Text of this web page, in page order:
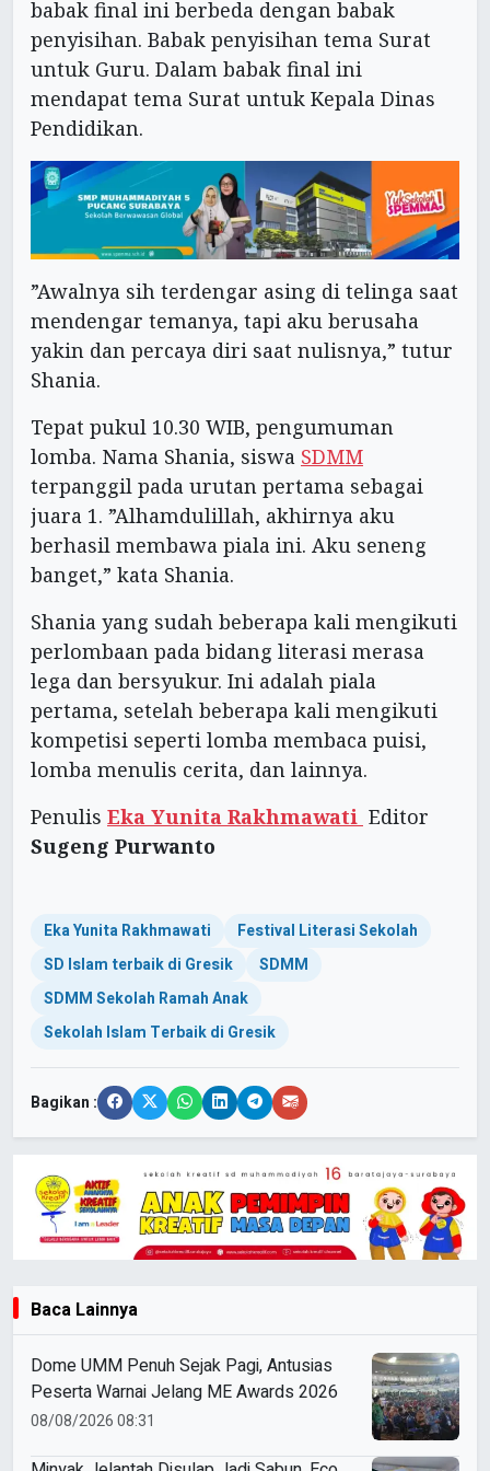
babak final ini berbeda dengan babak
penyisihan. Babak penyisihan tema Surat
untuk Guru. Dalam babak final ini
mendapat tema Surat untuk Kepala Dinas
Pendidikan.
”Awalnya sih terdengar asing di telinga saat
mendengar temanya, tapi aku berusaha
yakin dan percaya diri saat nulisnya,” tutur
Shania.
Tepat pukul 10.30 WIB, pengumuman
lomba. Nama Shania, siswa SDMM
terpanggil pada urutan pertama sebagai
juara 1. ”Alhamdulillah, akhirnya aku
berhasil membawa piala ini. Aku seneng
banget,” kata Shania.
Shania yang sudah beberapa kali mengikuti
perlombaan pada bidang literasi merasa
lega dan bersyukur. Ini adalah piala
pertama, setelah beberapa kali mengikuti
kompetisi seperti lomba membaca puisi,
lomba menulis cerita, dan lainnya.
Penulis Eka Yunita Rakhmawati Editor
Sugeng Purwanto
Eka Yunita Rakhmawati
Festival Literasi Sekolah
SD Islam terbaik di Gresik
SDMM
SDMM Sekolah Ramah Anak
Sekolah Islam Terbaik di Gresik
Bagikan :
Baca Lainnya
Dome UMM Penuh Sejak Pagi, Antusias
Peserta Warnai Jelang ME Awards 2026
08/08/2026 08:31